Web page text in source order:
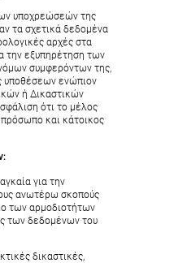
υποχρεώσεών της
τα σχετικά δεδομένα
αρχές στα
την εξυπηρέτηση των
συμφερόντων της,
υποθέσεων ενώπιον
ή Δικαστικών
ότι το μέλος
πρόσωπο και κάτοικος
για την
ανωτέρω σκοπούς
των αρμοδιοτήτων
των δεδομένων του
δικαστικές,